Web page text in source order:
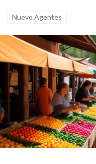
Nuevo Agentes